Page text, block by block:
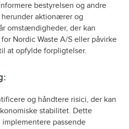
bestyrelsen og andre
aktionærer og
omstændigheder, der kan
Nordic Waste A/S eller påvirke
at opfylde forpligtelser.
og håndtere risici, der kan
stabilitet. Dette
passende